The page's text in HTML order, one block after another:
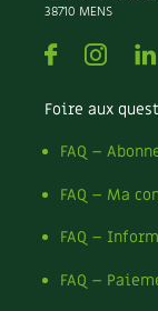
Plantes
Plantes
Plantes
Plantes
Plants
Plastique
Poireau
Pollinisation
Pollution
Pomme
38710 MENS
Facebook
Foire aux
FAQ –
FAQ – Ma
FAQ –
FAQ –